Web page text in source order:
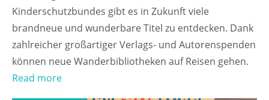
Kinderschutzbundes gibt es in Zukunft viele
brandneue und wunderbare Titel zu entdecken. Dank
zahlreicher großartiger Verlags- und Autorenspenden
können neue Wanderbibliotheken auf Reisen gehen.
Read more